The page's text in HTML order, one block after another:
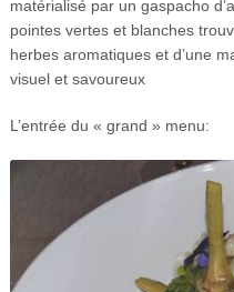
matérialisé par un gaspacho
pointes vertes et blanches
herbes aromatiques et d’une
visuel et savoureux
L’entrée du « grand » menu: